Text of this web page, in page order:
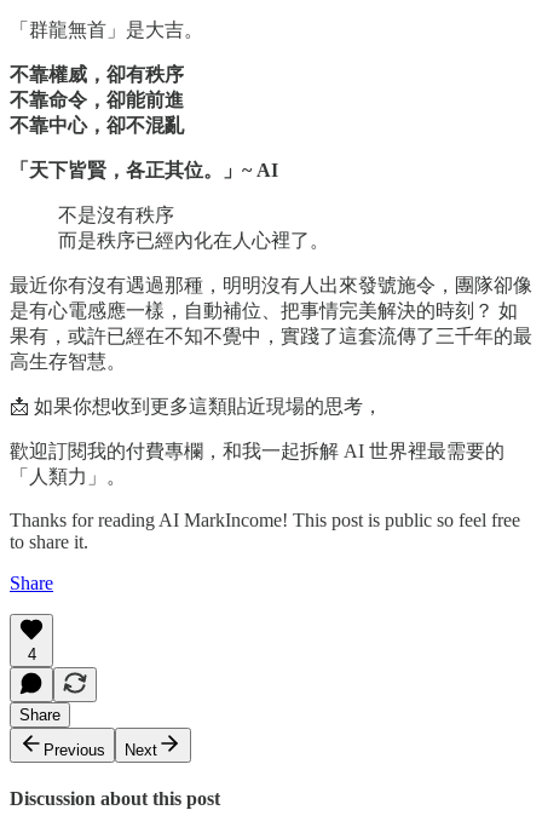
「群龍無首」是大吉。
不靠權威，卻有秩序
不靠命令，卻能前進
不靠中心，卻不混亂
「天下皆賢，各正其位。」~ AI
不是沒有秩序
而是秩序已經內化在人心裡了。
最近你有沒有遇過那種，明明沒有人出來發號施令，團隊卻像
是有心電感應一樣，自動補位、把事情完美解決的時刻？ 如
果有，或許已經在不知不覺中，實踐了這套流傳了三千年的最
高生存智慧。
📩 如果你想收到更多這類貼近現場的思考，
歡迎訂閱我的付費專欄，和我一起拆解 AI 世界裡最需要的
「人類力」。
Thanks for reading AI MarkIncome! This post is public so feel free
to share it.
Share
4
Share
Previous
Next
Discussion about this post